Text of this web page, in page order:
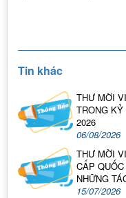
Tin khác
THƯ MỜI
TRONG
2026
06/08/2026
THƯ MỜI
CẤP
NHỮNG
15/07/2026